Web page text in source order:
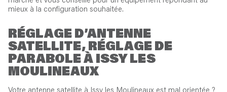
mieux à la configuration souhaitée.
RÉGLAGE D’ANTENNE
SATELLITE, RÉGLAGE DE
PARABOLE À ISSY LES
MOULINEAUX